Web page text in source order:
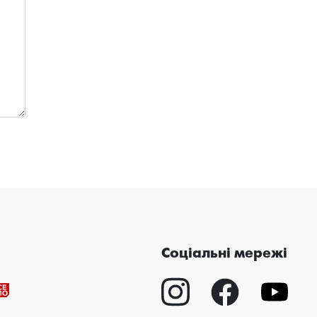
Соціальні мережі